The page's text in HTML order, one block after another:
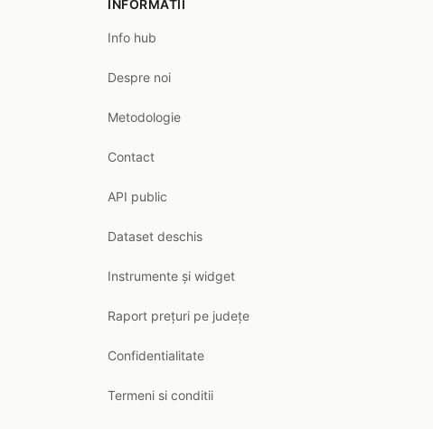
INFORMATII
Info hub
Despre noi
Metodologie
Contact
API public
Dataset deschis
Instrumente și widget
Raport prețuri pe județe
Confidentialitate
Termeni si conditii